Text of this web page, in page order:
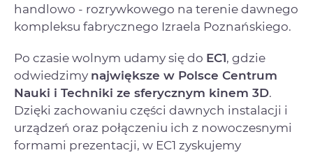
handlowo - rozrywkowego na terenie dawnego
kompleksu fabrycznego Izraela Poznańskiego.
Po czasie wolnym udamy się do EC1, gdzie
odwiedzimy największe w Polsce Centrum
Nauki i Techniki ze sferycznym kinem 3D.
Dzięki zachowaniu części dawnych instalacji i
urządzeń oraz połączeniu ich z nowoczesnymi
formami prezentacji, w EC1 zyskujemy